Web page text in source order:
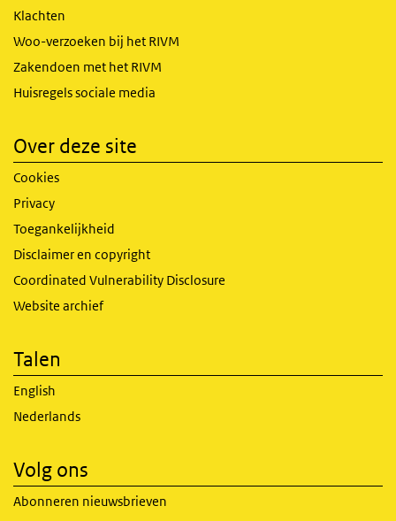
Klachten
Woo-verzoeken bij het RIVM
Zakendoen met het RIVM
Huisregels sociale media
Over deze site
Cookies
Privacy
Toegankelijkheid
Disclaimer en copyright
Coordinated Vulnerability Disclosure
Website archief
Talen
English
Nederlands
Volg ons
Abonneren nieuwsbrieven